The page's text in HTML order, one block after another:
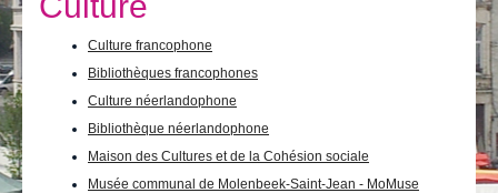
Publications
Actualités
E-guichet / Prendre RDV
Culture francophone
Bibliothèques francophones
Culture néerlandophone
Bibliothèque néerlandophone
Maison des Cultures et de la Cohésion sociale
Musée communal de Molenbeek-Saint-Jean - MoMuse